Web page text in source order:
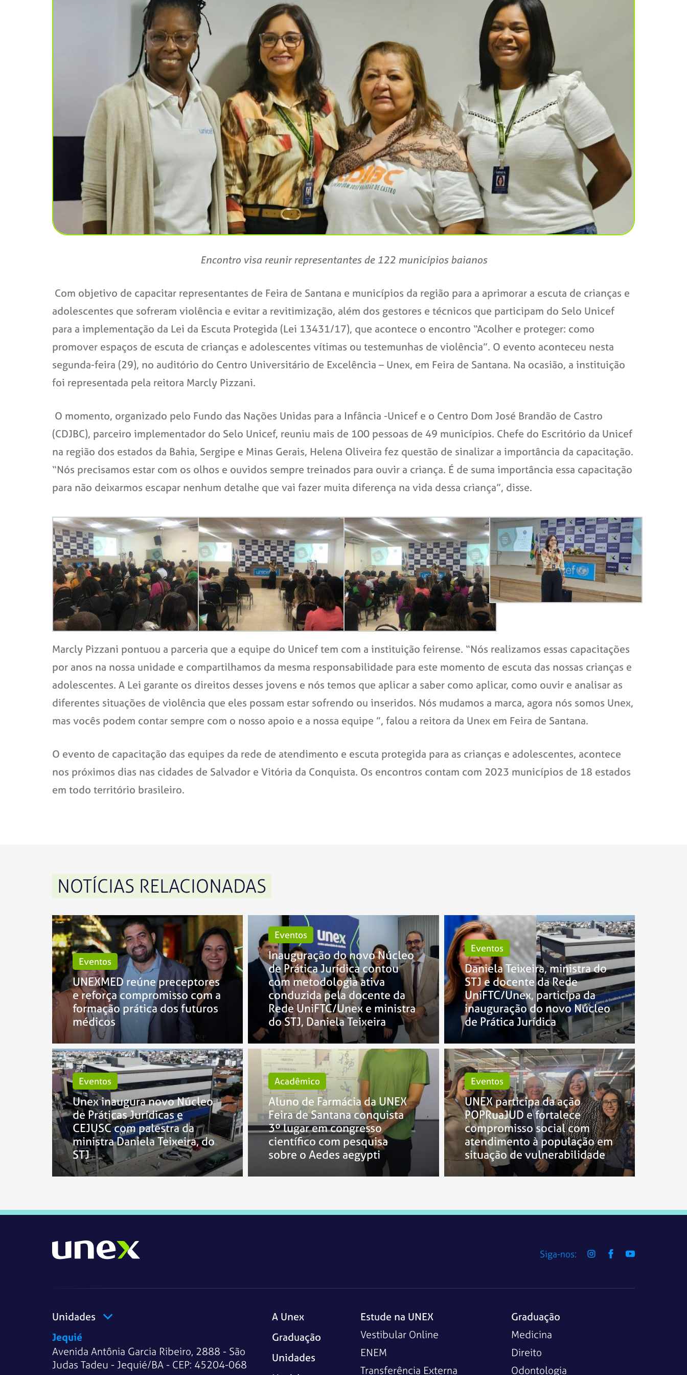
Encontro visa reunir representantes de 122 municípios baianos
Com objetivo de capacitar representantes de Feira de Santana e municípios da região para a aprimorar a escuta de crianças e
adolescentes que sofreram violência e evitar a revitimização, além dos gestores e técnicos que participam do Selo Unicef
para a implementação da Lei da Escuta Protegida (Lei 13431/17), que acontece o encontro “Acolher e proteger: como
promover espaços de escuta de crianças e adolescentes vítimas ou testemunhas de violência”. O evento aconteceu nesta
segunda-feira (29), no auditório do Centro Universitário de Excelência – Unex, em Feira de Santana. Na ocasião, a instituição
foi representada pela reitora Marcly Pizzani.
O momento, organizado pelo Fundo das Nações Unidas para a Infância -Unicef e o Centro Dom José Brandão de Castro
(CDJBC), parceiro implementador do Selo Unicef, reuniu mais de 100 pessoas de 49 municípios. Chefe do Escritório da Unicef
na região dos estados da Bahia, Sergipe e Minas Gerais, Helena Oliveira fez questão de sinalizar a importância da capacitação.
“Nós precisamos estar com os olhos e ouvidos sempre treinados para ouvir a criança. É de suma importância essa capacitação
para não deixarmos escapar nenhum detalhe que vai fazer muita diferença na vida dessa criança”, disse.
Marcly Pizzani pontuou a parceria que a equipe do Unicef tem com a instituição feirense. “Nós realizamos essas capacitações
por anos na nossa unidade e compartilhamos da mesma responsabilidade para este momento de escuta das nossas crianças e
adolescentes. A Lei garante os direitos desses jovens e nós temos que aplicar a saber como aplicar, como ouvir e analisar as
diferentes situações de violência que eles possam estar sofrendo ou inseridos. Nós mudamos a marca, agora nós somos Unex,
mas vocês podem contar sempre com o nosso apoio e a nossa equipe ”, falou a reitora da Unex em Feira de Santana.
O evento de capacitação das equipes da rede de atendimento e escuta protegida para as crianças e adolescentes, acontece
nos próximos dias nas cidades de Salvador e Vitória da Conquista. Os encontros contam com 2023 municípios de 18 estados
em todo território brasileiro.
NOTÍCIAS RELACIONADAS
Eventos
UNEXMED reúne preceptores
e reforça compromisso com a
formação prática dos futuros
médicos
Eventos
Inauguração do novo Núcleo
de Prática Jurídica contou
com metodologia ativa
conduzida pela docente da
Rede UniFTC/Unex e ministra
do STJ, Daniela Teixeira
Eventos
Daniela Teixeira, ministra do
STJ e docente da Rede
UniFTC/Unex, participa da
inauguração do novo Núcleo
de Prática Jurídica
Eventos
Unex inaugura novo Núcleo
de Práticas Jurídicas e
CEJUSC com palestra da
ministra Daniela Teixeira, do
STJ
Acadêmico
Aluno de Farmácia da UNEX
Feira de Santana conquista
3º lugar em congresso
científico com pesquisa
sobre o Aedes aegypti
Eventos
UNEX participa da ação
POPRuaJUD e fortalece
compromisso social com
atendimento à população em
situação de vulnerabilidade
Siga-nos:
Unidades
Jequié
Avenida Antônia Garcia Ribeiro, 2888 - São
Judas Tadeu - Jequié/BA - CEP: 45204-068
A Unex
Graduação
Unidades
Estude na UNEX
Vestibular Online
ENEM
Transferência Externa
Graduação
Medicina
Direito
Odontologia